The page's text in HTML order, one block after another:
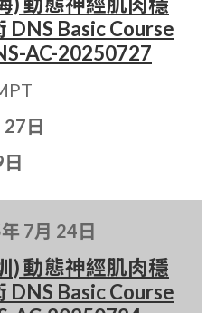
DNS Basic Course
AC-20250727
日
7月 24日
) 動態神經肌肉穩
DNS Basic Course